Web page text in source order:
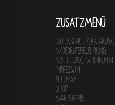
ZUSATZMENÜ
Datenschutzerklärung
Widerrufsbelehrung
Bestellung widerrufen
Impressum
Sitemap
Shop
Warenkorb